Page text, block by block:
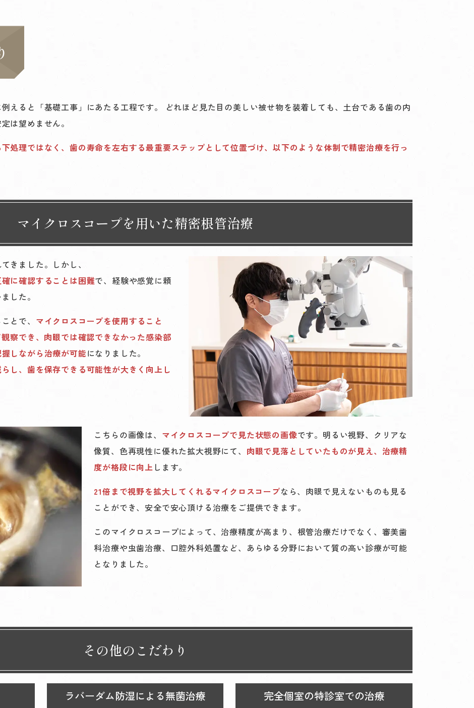
えると「基礎工事」にあたる工程です。 どれほど見た目の美しい被せ物を装着しても、土台である歯の内
は望めません。
処理ではなく、歯の寿命を左右する最重要ステップとして位置づけ、以下のような体制で精密治療を行っ
マイクロスコープを用いた精密根管治療
きました。しかし、
に確認することは困難で、経験や感覚に頼
した。
とで、 マイクロスコープを使用すること
察でき、肉眼では確認できなかった感染部
しながら治療が可能になりました。
し、歯を保存できる可能性が大きく向上し
こちらの画像は、 マイクロスコープで見た状態の画像です。明るい視野、クリアな
像質、色再現性に優れた拡大視野にて、 肉眼で見落としていたものが見え、治療精
度が格段に向上 します。
21倍まで視野を拡大してくれるマイクロスコープなら、肉眼で見えないものも見る
ことができ、安全で安心頂ける治療をご提供できます。
このマイクロスコープによって、治療精度が高まり、根管治療だけでなく、審美歯
科治療や虫歯治療、口腔外科処置など、あらゆる分野において質の高い診療が可能
となりました。
その他のこだわり
ラバーダム防湿による無菌治療 完全個室の特診室での治療